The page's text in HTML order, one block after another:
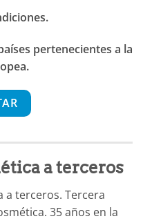
pertenecientes a la
a terceros
a terceros. Tercera
35 años en la